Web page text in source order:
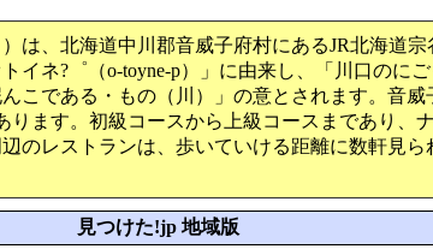
は、北海道中川郡音威子府村にあるJR北海道宗
イネ?゜（o-toyne-p）」に由来し、「川口のに
こである・もの（川）」の意とされます。音威
ります。初級コースから上級コースまであり、
のレストランは、歩いていける距離に数軒見ら
見つけた!jp 地域版